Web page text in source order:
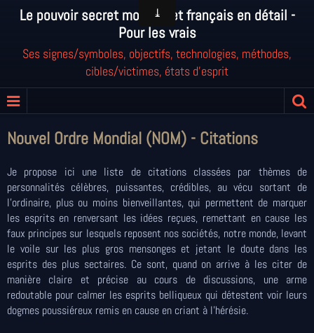
Le pouvoir secret mondial et français en détail -
Pour les vrais
Ses signes/symboles, objectifs, technologies, méthodes,
cibles/victimes, états d'esprit
Nouvel Ordre Mondial (NOM) - Citations
Je propose ici une liste de citations classées par thèmes de
personnalités célèbres, puissantes, crédibles, au vécu sortant de
l'ordinaire, plus ou moins bienveillantes, qui permettent de marquer
les esprits en renversant les idées reçues, remettant en cause les
faux principes sur lesquels reposent nos sociétés, notre monde, levant
le voile sur les plus gros mensonges et jetant le doute dans les
esprits des plus sectaires. Ce sont, quand on arrive à les citer de
manière claire et précise au cours de discussions, une arme
redoutable pour calmer les esprits belliqueux qui détestent voir leurs
dogmes poussiéreux remis en cause en criant à l'hérésie.